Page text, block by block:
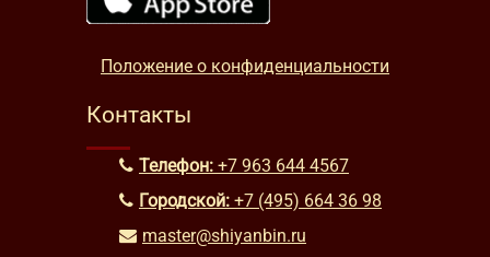
Положение о конфиденциальности
Контакты
Телефон: +7 963 644 4567
Городской: +7 (495) 664 36 98
master@shiyanbin.ru